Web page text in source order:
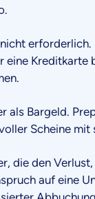
eine Kreditkarte
als Bargeld.
Scheine mit
die den
auf eine